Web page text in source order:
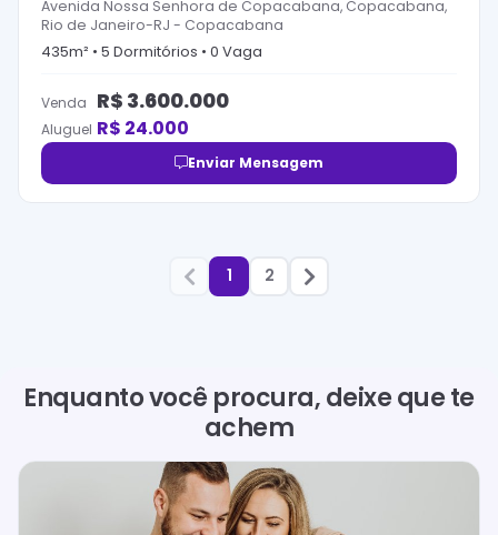
Avenida Nossa Senhora de Copacabana, Copacabana,
Rio de Janeiro-RJ - Copacabana
435m² • 5 Dormitórios • 0 Vaga
Venda R$ 3.600.000
Aluguel R$ 24.000
Enviar Mensagem
1 2
Enquanto você procura, deixe que te
achem